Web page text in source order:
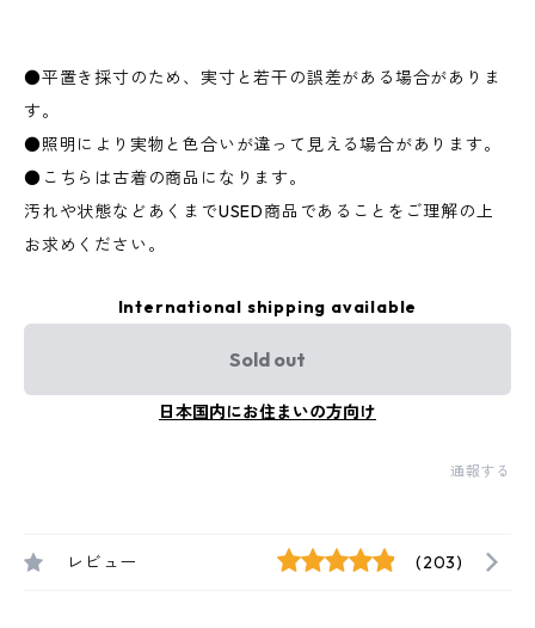
●平置き採寸のため、実寸と若干の誤差がある場合がありま
す。
●照明により実物と色合いが違って見える場合があります。
●こちらは古着の商品になります。
汚れや状態などあくまでUSED商品であることをご理解の上
お求めください。
International shipping available
Sold out
日本国内にお住まいの方向け
通報する
レビュー (203)